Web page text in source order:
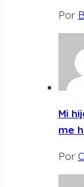
Por
Mi
me
Por